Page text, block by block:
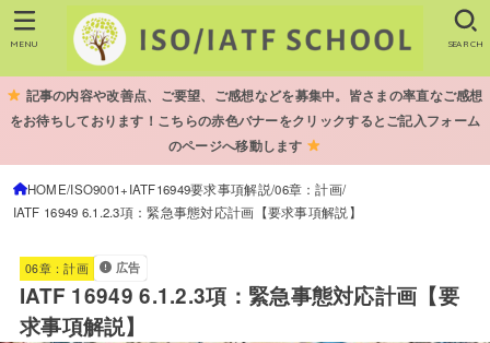
SEARCH
MENU
記事の内容や改善点、ご要望、ご感想などを募集中。皆さまの率直なご感想
をお待ちしております！こちらの赤色バナーをクリックするとご記入フォーム
のページへ移動します
HOME ISO9001+IATF16949要求事項解説 06章：計画
IATF 16949 6.1.2.3項：緊急事態対応計画【要求事項解説】
06章：計画 広告
IATF 16949 6.1.2.3項：緊急事態対応計画【要
求事項解説】